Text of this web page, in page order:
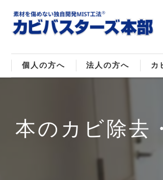
個人の方へ
マンションのカビ取り
法人の方へ
倉庫･工場のカビ取り
カ
本のカビ除去